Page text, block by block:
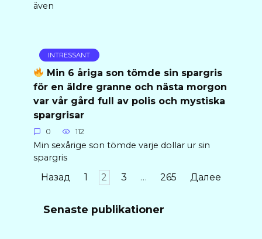
även
INTRESSANT
Min 6 åriga son tömde sin spargris
för en äldre granne och nästa morgon
var vår gård full av polis och mystiska
spargrisar
0 112
Min sexårige son tömde varje dollar ur sin
spargris
Пагинация
Назад 1 2 3 … 265 Далее
Senaste publikationer